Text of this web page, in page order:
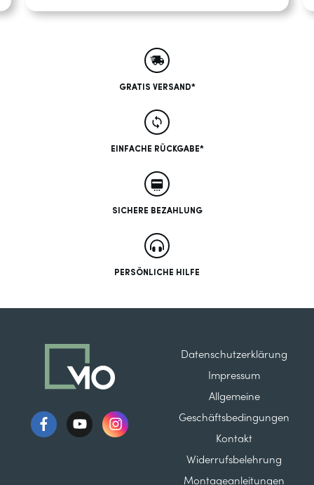
GRATIS VERSAND*
EINFACHE RÜCKGABE*
SICHERE BEZAHLUNG
PERSÖNLICHE HILFE
Datenschutzerklärung
Impressum
Allgemeine
Geschäftsbedingungen
Kontakt
Widerrufsbelehrung
Montageanleitungen